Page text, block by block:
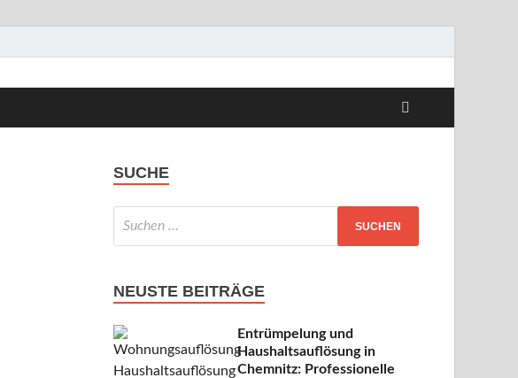
Trends
SUCHE
NEUSTE BEITRÄGE
Entrümpelung und
Haushaltsauflösung in
Chemnitz: Professionelle